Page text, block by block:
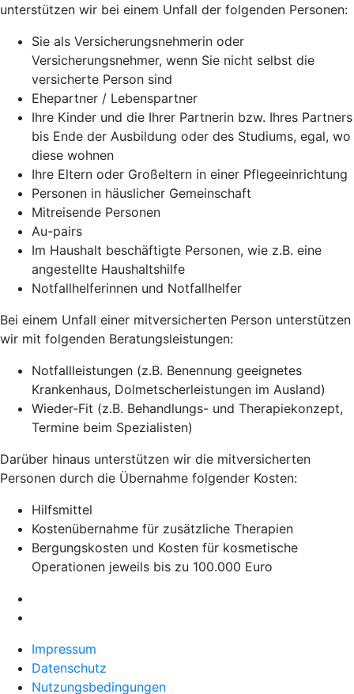
unterstützen wir bei einem Unfall der folgenden Personen:
Sie als Versicherungsnehmerin oder
Versicherungsnehmer, wenn Sie nicht selbst die
versicherte Person sind
Ehepartner / Lebenspartner
Ihre Kinder und die Ihrer Partnerin bzw. Ihres Partners
bis Ende der Ausbildung oder des Studiums, egal, wo
diese wohnen
Ihre Eltern oder Großeltern in einer Pflegeeinrichtung
Personen in häuslicher Gemeinschaft
Mitreisende Personen
Au-pairs
Im Haushalt beschäftigte Personen, wie z.B. eine
angestellte Haushaltshilfe
Notfallhelferinnen und Notfallhelfer
Bei einem Unfall einer mitversicherten Person unterstützen
wir mit folgenden Beratungsleistungen:
Notfallleistungen (z.B. Benennung geeignetes
Krankenhaus, Dolmetscherleistungen im Ausland)
Wieder-Fit (z.B. Behandlungs- und Therapiekonzept,
Termine beim Spezialisten)
Darüber hinaus unterstützen wir die mitversicherten
Personen durch die Übernahme folgender Kosten:
Hilfsmittel
Kostenübernahme für zusätzliche Therapien
Bergungskosten und Kosten für kosmetische
Operationen jeweils bis zu 100.000 Euro
Impressum
Datenschutz
Nutzungsbedingungen